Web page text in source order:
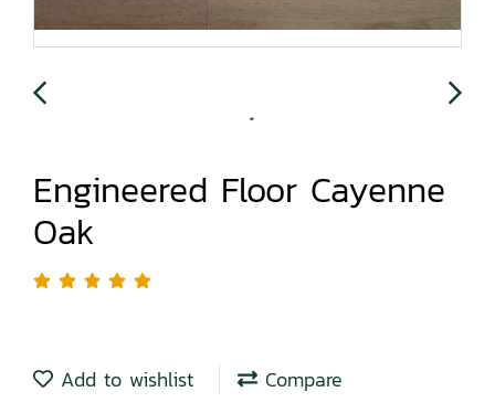
Engineered Floor Cayenne
Oak
Add to wishlist
Compare